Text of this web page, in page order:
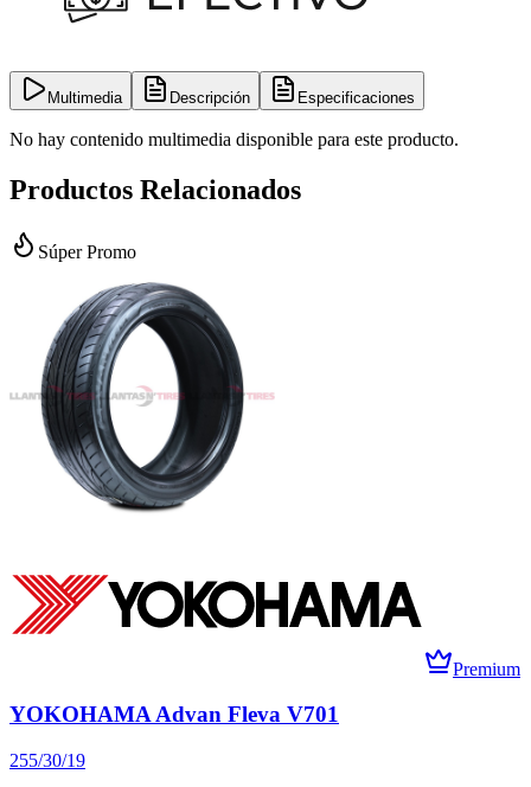
Multimedia Descripción Especificaciones
No hay contenido multimedia disponible para este producto.
Productos Relacionados
Súper Promo
Premium
YOKOHAMA Advan Fleva V701
255/30/19